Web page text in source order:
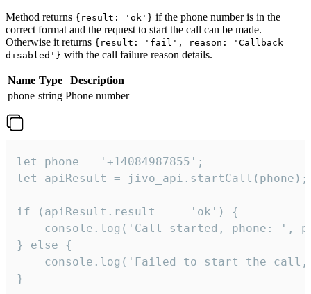
Method returns {result: 'ok'} if the phone number is in the
correct format and the request to start the call can be made.
Otherwise it returns {result: 'fail', reason: 'Callback
disabled'} with the call failure reason details.
Name Type
Description
phone string Phone number
let phone = '+14084987855';
let apiResult = jivo_api.startCall(phone);
if (apiResult.result === 'ok') {
console.log('Call started, phone: ',
} else {
console.log('Failed to start the
}